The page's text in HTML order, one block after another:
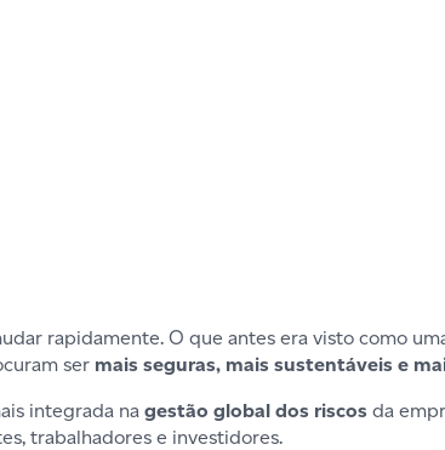
rapidamente. O que antes era visto como
ser mais seguras, mais sustentáveis e
integrada na gestão global dos riscos da
trabalhadores e investidores.